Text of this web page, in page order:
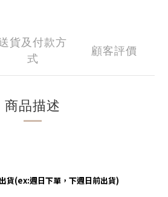
貨及付款方
式
顧客評價
商品描述
貨(ex:週日下單，下週日前出貨)